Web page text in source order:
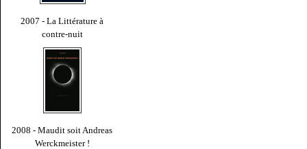
2007 - La Littérature à
contre-nuit
2008 - Maudit soit Andreas
Werckmeister !